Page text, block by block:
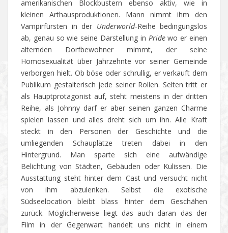
amerikanischen Blockbustern ebenso aktiv, wie in
kleinen Arthausproduktionen. Mann nimmt ihm den
Vampirfürsten in der Underworld-Reihe bedingungslos
ab, genau so wie seine Darstellung in Pridewo er einen
alternden Dorfbewohner mimmt, der seine
Homosexualität über Jahrzehnte vor seiner Gemeinde
verborgen hielt. Ob böse oder schrullig, er verkauft dem
Publikum gestalterisch jede seiner Rollen. Selten tritt er
als Hauptprotagonist auf, steht meistens in der dritten
Reihe, als Johnny darf er aber seinen ganzen Charme
spielen lassen und alles dreht sich um ihn. Alle Kraft
steckt in den Personen der Geschichte und die
umliegenden Schauplätze treten dabei in den
Hintergrund. Man sparte sich eine aufwändige
Belichtung von Städten, Gebäuden oder Kulissen. Die
Ausstattung steht hinter dem Cast und versucht nicht
von ihm abzulenken. Selbst die exotische
Südseelocation bleibt blass hinter dem Geschähen
zurück. Möglicherweise liegt das auch daran das der
Film in der Gegenwart handelt uns nicht in einem